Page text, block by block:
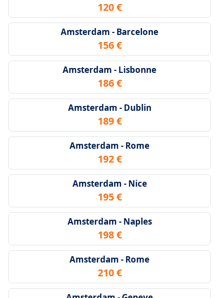
120 €
Amsterdam - Barcelone
156 €
Amsterdam - Lisbonne
186 €
Amsterdam - Dublin
189 €
Amsterdam - Rome
192 €
Amsterdam - Nice
195 €
Amsterdam - Naples
198 €
Amsterdam - Rome
210 €